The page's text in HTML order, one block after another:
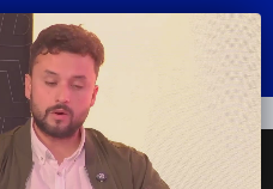
DEPORTES